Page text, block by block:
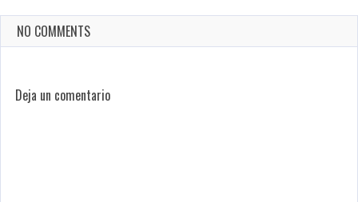
NO COMMENTS
Deja un comentario